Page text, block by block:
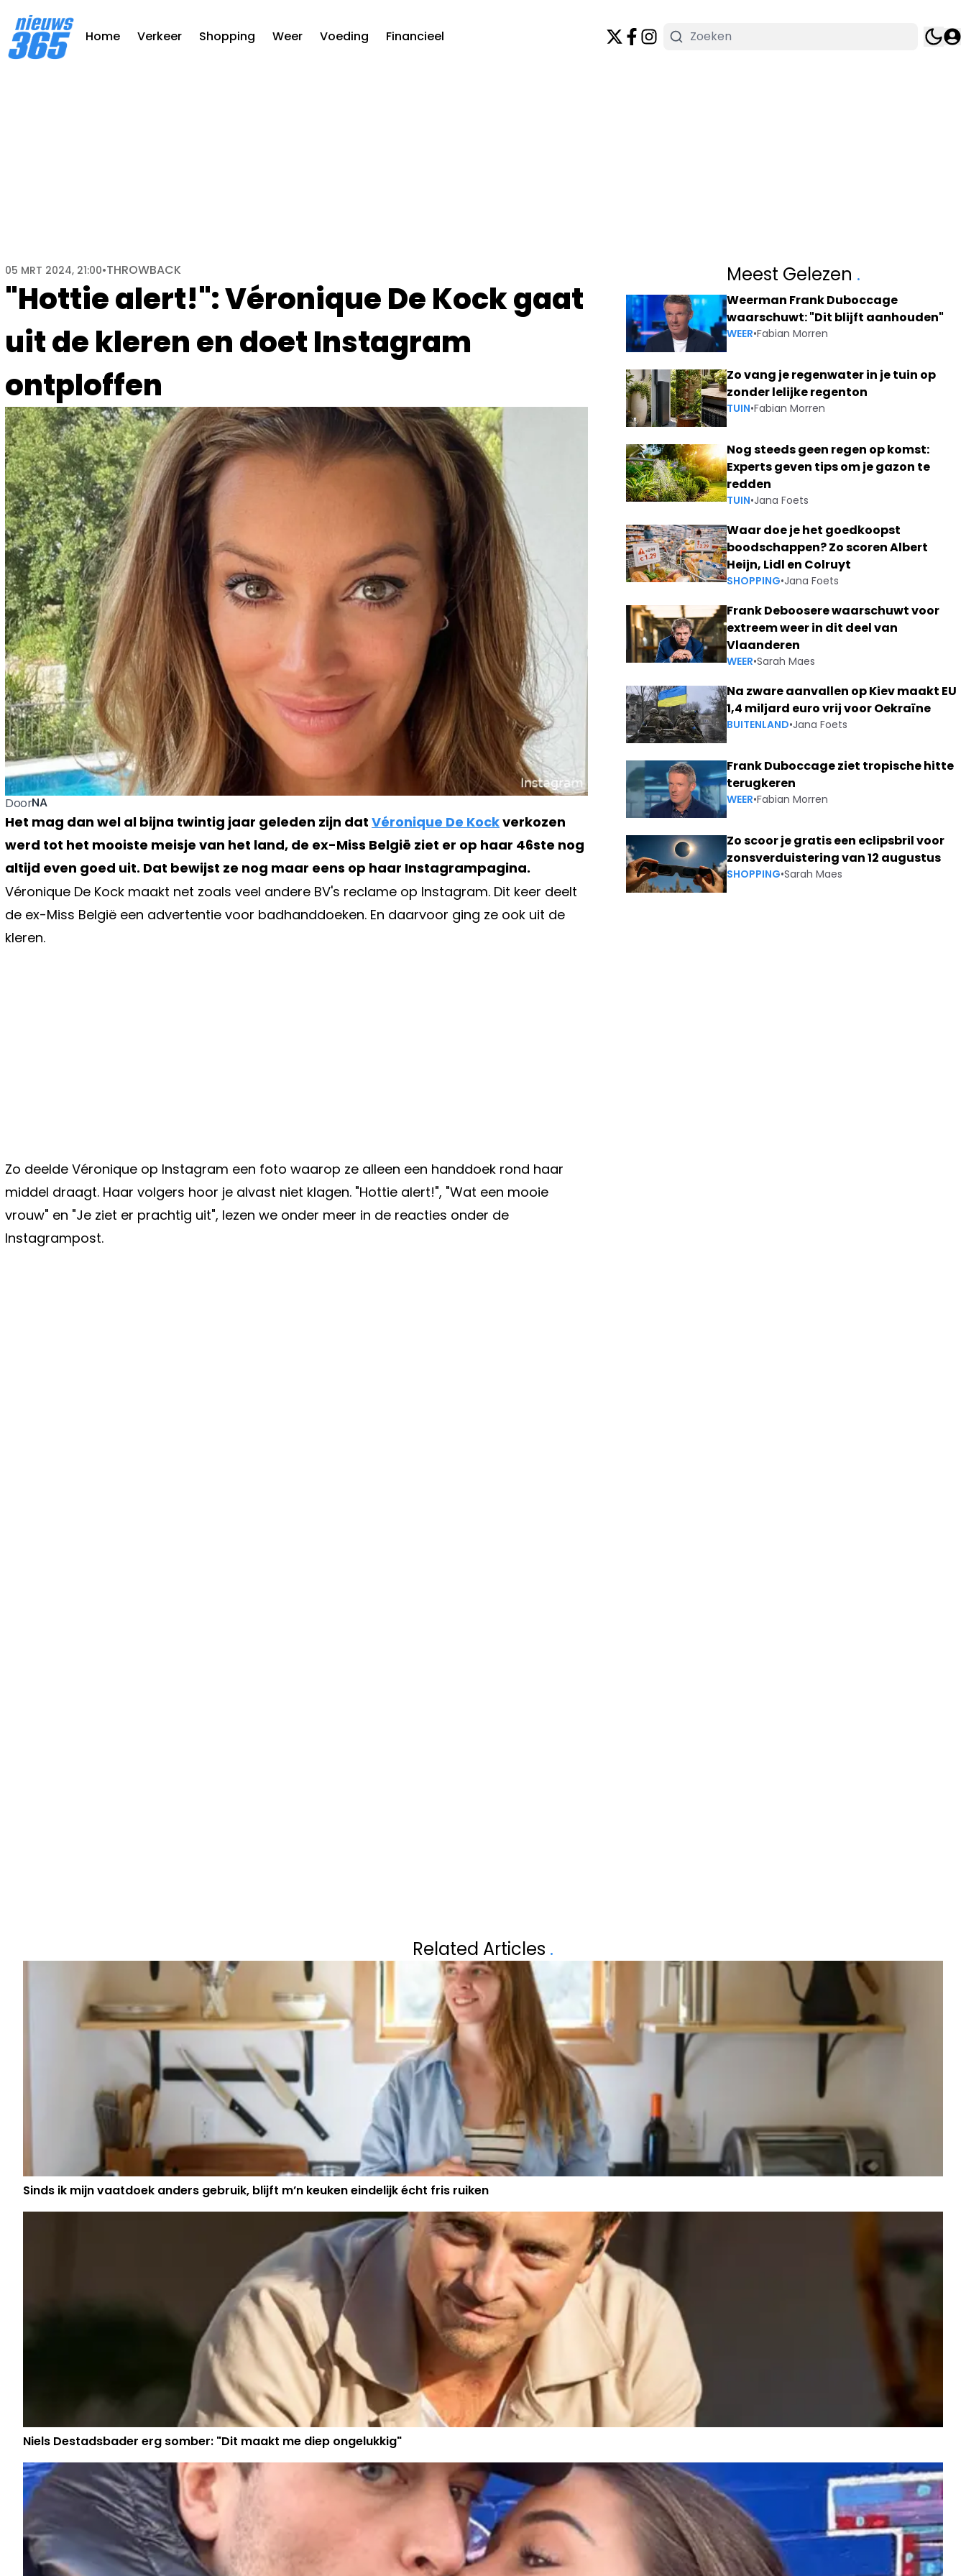
Home Verkeer Shopping Weer Voeding Financieel
"Hottie alert!": Véronique De Kock gaat
uit de kleren en doet Instagram
ontploffen
05 MRT 2024, 21:00•THROWBACK
DoorNA
Het mag dan wel al bijna twintig jaar geleden zijn dat Véronique De Kockverkozen
werd tot het mooiste meisje van het land, de ex-Miss België ziet er op haar 46ste nog
altijd even goed uit. Dat bewijst ze nog maar eens op haar Instagrampagina.
Véronique De Kock maakt net zoals veel andere BV's reclame op Instagram. Dit keer deelt
de ex-Miss België een advertentie voor badhanddoeken. En daarvoor ging ze ook uit de
kleren.
Zo deelde Véronique op Instagram een foto waarop ze alleen een handdoek rond haar
middel draagt. Haar volgers hoor je alvast niet klagen. "Hottie alert!", "Wat een mooie
vrouw" en "Je ziet er prachtig uit", lezen we onder meer in de reacties onder de
Instagrampost.
Meest Gelezen .
Weerman Frank Duboccage
waarschuwt: "Dit blijft aanhouden"
WEER•Fabian Morren
Zo vang je regenwater in je tuin op
zonder lelijke regenton
TUIN•Fabian Morren
Nog steeds geen regen op komst:
Experts geven tips om je gazon te
redden
TUIN•Jana Foets
Waar doe je het goedkoopst
boodschappen? Zo scoren Albert
Heijn, Lidl en Colruyt
SHOPPING•Jana Foets
Frank Deboosere waarschuwt voor
extreem weer in dit deel van
Vlaanderen
WEER•Sarah Maes
Na zware aanvallen op Kiev maakt EU
1,4 miljard euro vrij voor Oekraïne
BUITENLAND•Jana Foets
Frank Duboccage ziet tropische hitte
terugkeren
WEER•Fabian Morren
Zo scoor je gratis een eclipsbril voor
zonsverduistering van 12 augustus
SHOPPING•Sarah Maes
FANTASTISCH NIEUWS UITGELEKT OVER 'KAMP
CHATGPT PAKT UIT MET DEZE GLOEDNIEUWE
FUNCTIE
Related Articles .
Sinds ik mijn vaatdoek anders gebruik, blijft m’n keuken eindelijk écht fris ruiken
Niels Destadsbader erg somber: "Dit maakt me diep ongelukkig"